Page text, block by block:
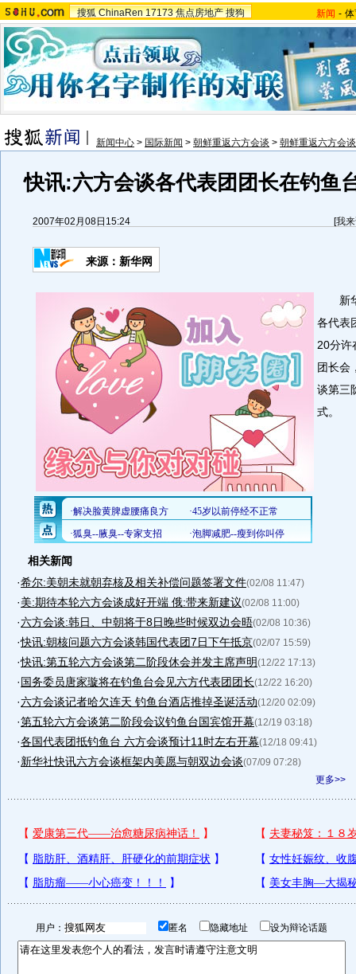
搜狐 ChinaRen 17173 焦点房地产 搜狗 新闻 -
新闻中心 > 国际新闻 > 朝鲜重返六方会谈 > 朝鲜重返六方会
快讯:六方会谈各代表团团长在钓鱼
2007年02月08日15:24 [我
来源：新华网
新华
各代表
20分许
团长会
谈第三
式。
相关新闻
·希尔:美朝未就朝弃核及相关补偿问题签署文件(02/08 11:47)
·美:期待本轮六方会谈成好开端 俄:带来新建议(02/08 11:00)
·六方会谈:韩日、中朝将于8日晚些时候双边会晤(02/08 10:36)
·快讯:朝核问题六方会谈韩国代表团7日下午抵京(02/07 15:59)
·快讯:第五轮六方会谈第二阶段休会并发主席声明(12/22 17:13)
·国务委员唐家璇将在钓鱼台会见六方代表团团长(12/22 16:20)
·六方会谈记者哈欠连天 钓鱼台酒店推掉圣诞活动(12/20 02:09)
·第五轮六方会谈第二阶段会议钓鱼台国宾馆开幕(12/19 03:18)
·各国代表团抵钓鱼台 六方会谈预计11时左右开幕(12/18 09:41)
·新华社快讯六方会谈框架内美愿与朝双边会谈(07/09 07:28)
更多>>
用户： 匿名 隐藏地址 设为辩论话题